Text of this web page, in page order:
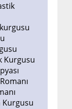
Kurgusu